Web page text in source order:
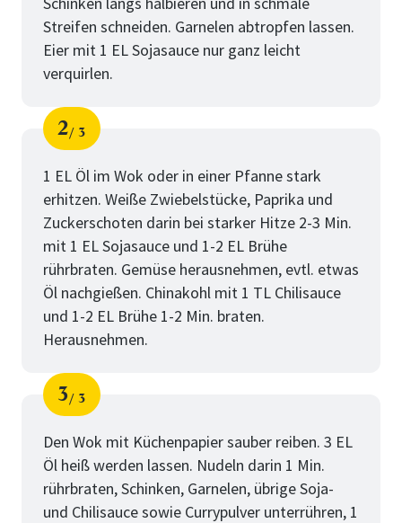
Streifen schneiden. Garnelen abtropfen lassen.
Eier mit 1 EL Sojasauce nur ganz leicht
verquirlen.
Schritt
2
von
3
1 EL Öl im Wok oder in einer Pfanne stark
erhitzen. Weiße Zwiebelstücke, Paprika und
Zuckerschoten darin bei starker Hitze 2-3 Min.
mit 1 EL Sojasauce und 1-2 EL Brühe
rührbraten. Gemüse herausnehmen, evtl. etwas
Öl nachgießen. Chinakohl mit 1 TL Chilisauce
und 1-2 EL Brühe 1-2 Min. braten.
Herausnehmen.
Schritt
3
von
3
Den Wok mit Küchenpapier sauber reiben. 3 EL
Öl heiß werden lassen. Nudeln darin 1 Min.
rührbraten, Schinken, Garnelen, übrige Soja-
und Chilisauce sowie Currypulver unterrühren, 1